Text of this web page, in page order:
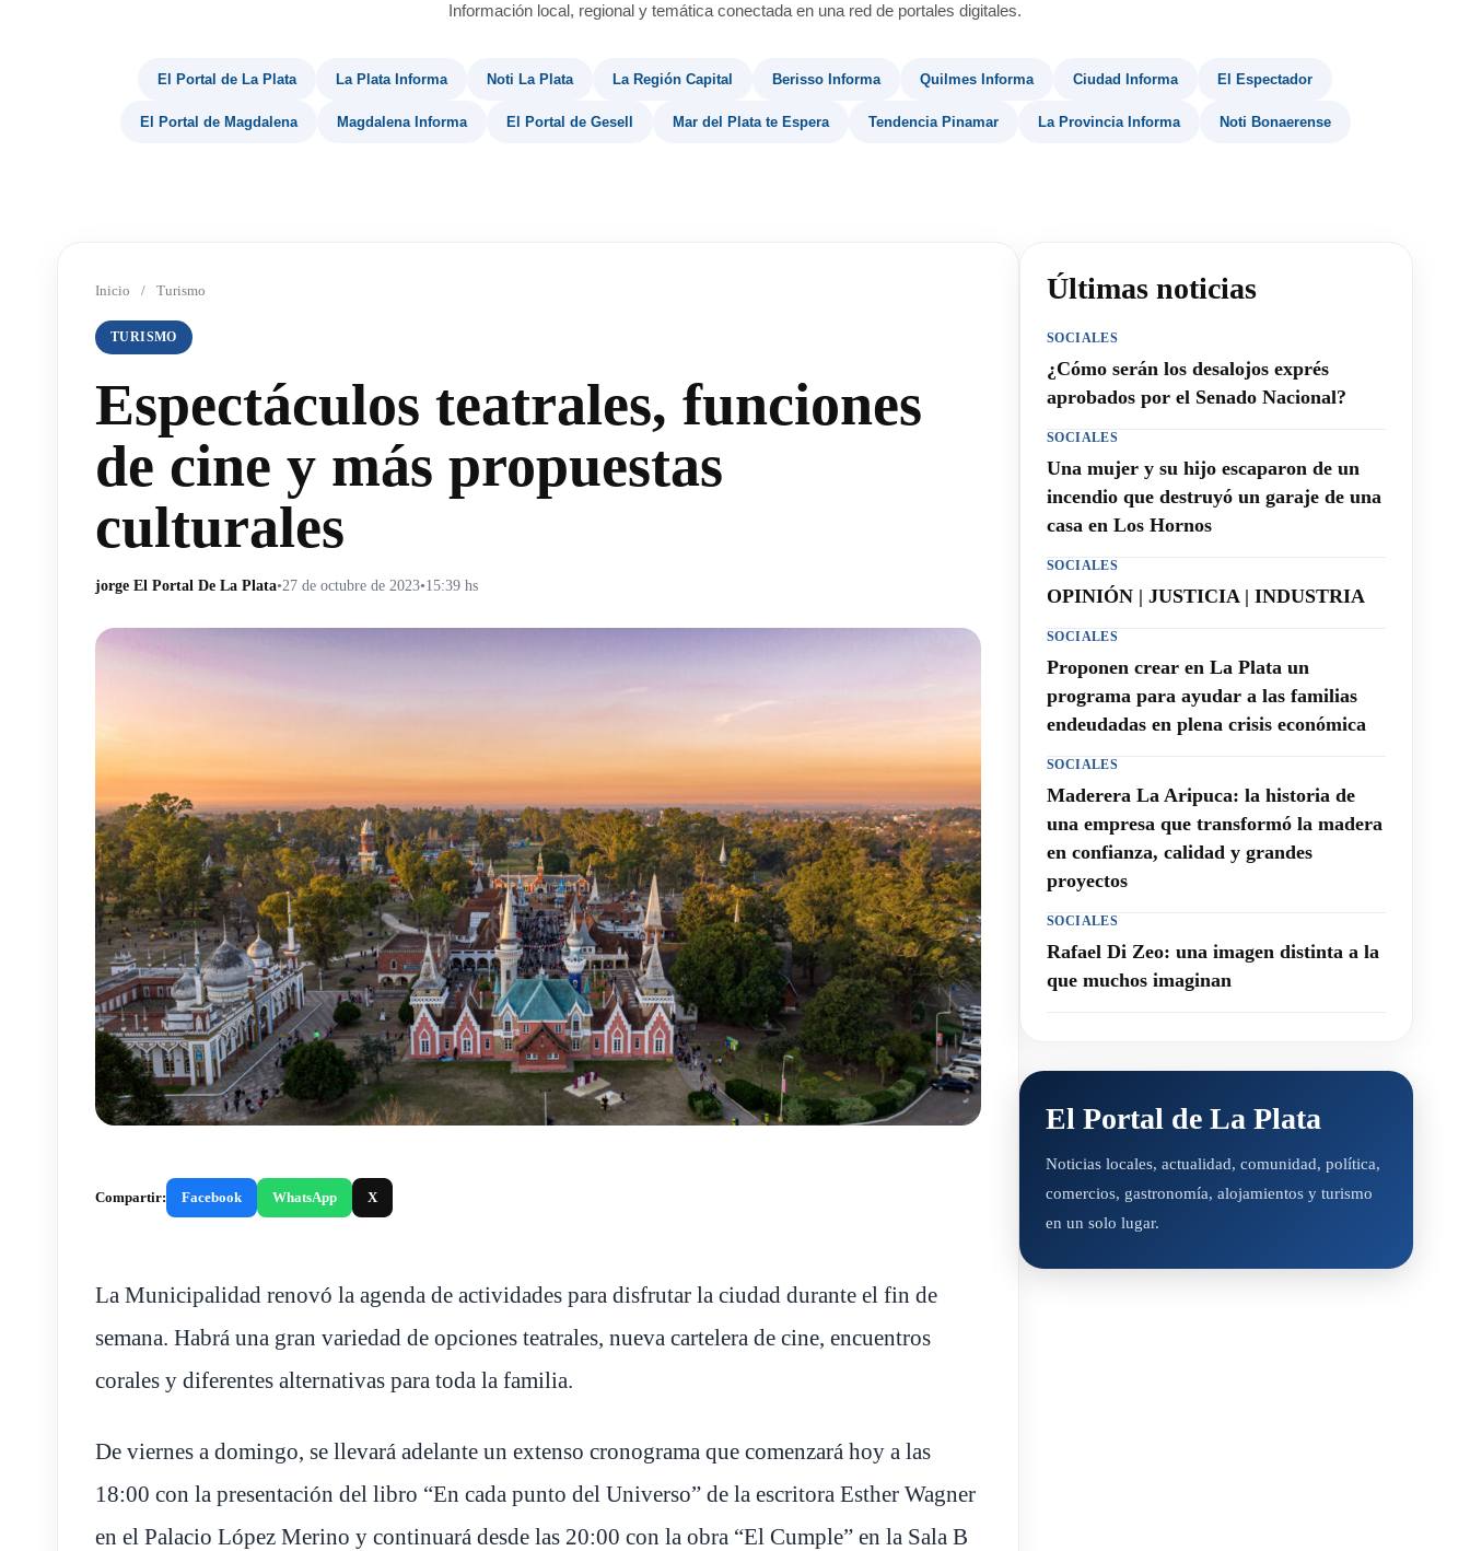
Información local, regional y temática conectada en una red de portales digitales.
El Portal de La Plata La Plata Informa Noti La Plata La Región Capital Berisso Informa Quilmes Informa Ciudad Informa El Espectador
El Portal de Magdalena Magdalena Informa El Portal de Gesell Mar del Plata te Espera Tendencia Pinamar La Provincia Informa Noti Bonaerense
Inicio / Turismo
TURISMO
Espectáculos teatrales, funciones
de cine y más propuestas
culturales
jorge El Portal De La Plata•27 de octubre de 2023•15:39 hs
Compartir: Facebook WhatsApp X
La Municipalidad renovó la agenda de actividades para disfrutar la ciudad durante el fin de
semana. Habrá una gran variedad de opciones teatrales, nueva cartelera de cine, encuentros
corales y diferentes alternativas para toda la familia.
De viernes a domingo, se llevará adelante un extenso cronograma que comenzará hoy a las
18:00 con la presentación del libro “En cada punto del Universo” de la escritora Esther Wagner
en el Palacio López Merino y continuará desde las 20:00 con la obra “El Cumple” en la Sala B
Últimas noticias
SOCIALES
¿Cómo serán los desalojos exprés
aprobados por el Senado Nacional?
SOCIALES
Una mujer y su hijo escaparon de un
incendio que destruyó un garaje de una
casa en Los Hornos
SOCIALES
OPINIÓN | JUSTICIA | INDUSTRIA
SOCIALES
Proponen crear en La Plata un
programa para ayudar a las familias
endeudadas en plena crisis económica
SOCIALES
Maderera La Aripuca: la historia de
una empresa que transformó la madera
en confianza, calidad y grandes
proyectos
SOCIALES
Rafael Di Zeo: una imagen distinta a la
que muchos imaginan
El Portal de La Plata
Noticias locales, actualidad, comunidad, política,
comercios, gastronomía, alojamientos y turismo
en un solo lugar.